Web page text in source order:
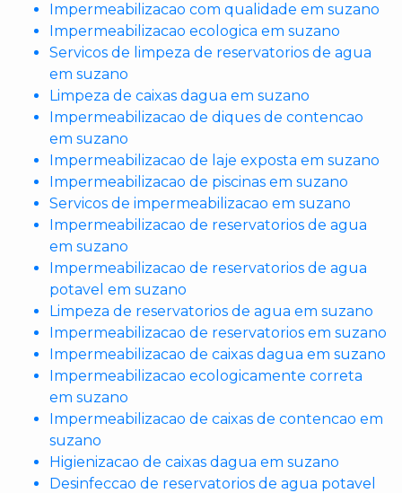
Impermeabilizacao com qualidade em suzano
Impermeabilizacao ecologica em suzano
Servicos de limpeza de reservatorios de agua
em suzano
Limpeza de caixas dagua em suzano
Impermeabilizacao de diques de contencao
em suzano
Impermeabilizacao de laje exposta em suzano
Impermeabilizacao de piscinas em suzano
Servicos de impermeabilizacao em suzano
Impermeabilizacao de reservatorios de agua
em suzano
Impermeabilizacao de reservatorios de agua
potavel em suzano
Limpeza de reservatorios de agua em suzano
Impermeabilizacao de reservatorios em suzano
Impermeabilizacao de caixas dagua em suzano
Impermeabilizacao ecologicamente correta
em suzano
Impermeabilizacao de caixas de contencao em
suzano
Higienizacao de caixas dagua em suzano
Desinfeccao de reservatorios de agua potavel